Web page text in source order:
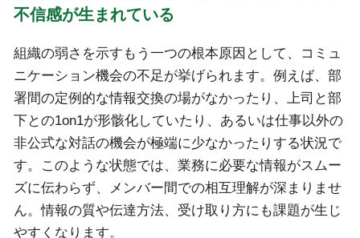
不信感が生まれている
組織の弱さを示すもう一つの根本原因として、コミュ
ニケーション機会の不足が挙げられます。例えば、部
署間の定例的な情報交換の場がなかったり、上司と部
下との1on1が形骸化していたり、あるいは仕事以外の
非公式な対話の機会が極端に少なかったりする状況で
す。このような状態では、業務に必要な情報がスムー
ズに伝わらず、メンバー間での相互理解が深まりませ
ん。情報の質や伝達方法、受け取り方にも課題が生じ
やすくなります。